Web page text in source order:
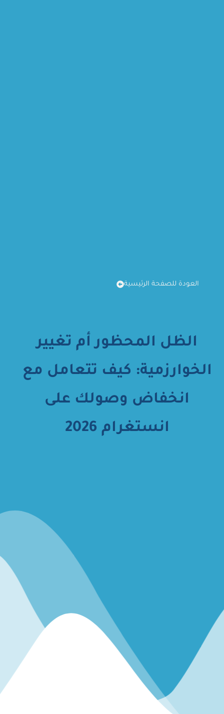
العودة للصفحة الرئيسية
الظل المحظور أم تغيير
الخوارزمية: كيف تتعامل مع
انخفاض وصولك على
انستغرام 2026